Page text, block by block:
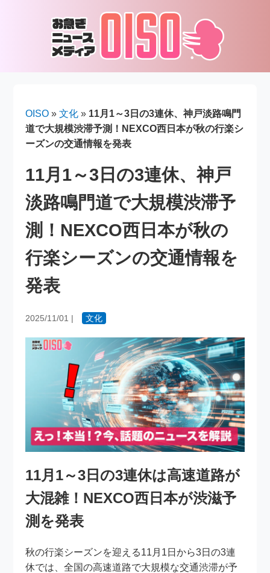
OISO »文化 » 11月1～3日の3連休、神戸淡路鳴門
道で大規模渋滞予測！NEXCO西日本が秋の行楽シ
ーズンの交通情報を発表
11月1～3日の3連休、神戸
淡路鳴門道で大規模渋滞予
測！NEXCO西日本が秋の
行楽シーズンの交通情報を
発表
2025/11/01 | 文化
11月1～3日の3連休は高速道路が
大混雑！NEXCO西日本が渋滋予
測を発表
秋の行楽シーズンを迎える11月1日から3日の3連
休では、全国の高速道路で大規模な交通渋滞が予